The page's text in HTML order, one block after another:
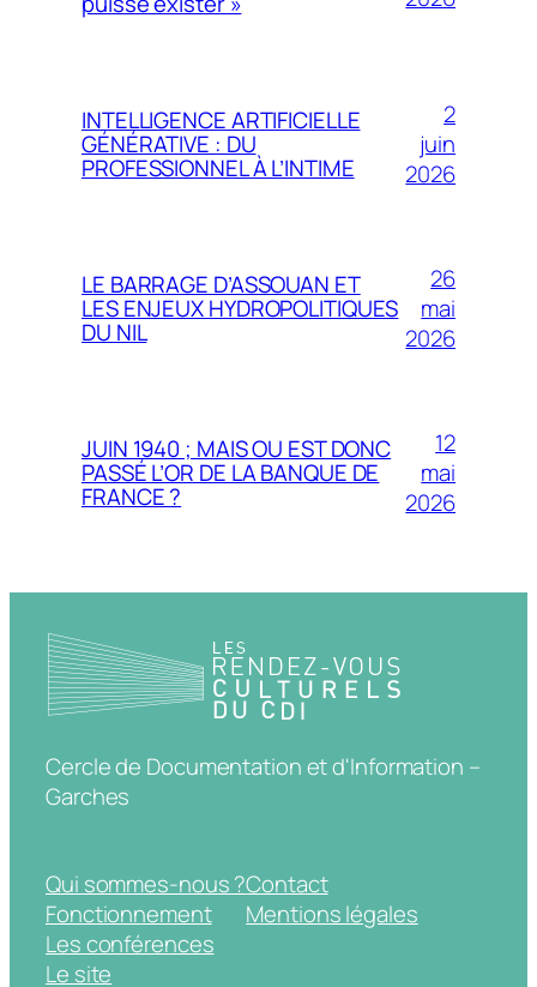
INTELLIGENCE ARTIFICIELLE
GÉNÉRATIVE : DU
PROFESSIONNEL À L’INTIME
2
juin
2026
LE BARRAGE D’ASSOUAN ET
LES ENJEUX HYDROPOLITIQUES
DU NIL
26
mai
2026
JUIN 1940 ; MAIS OU EST DONC
PASSÉ L’OR DE LA BANQUE DE
FRANCE ?
12
mai
2026
Cercle de Documentation et d'Information –
Garches
Qui sommes-nous ?
Fonctionnement
Les conférences
Le site
Contact
Mentions légales